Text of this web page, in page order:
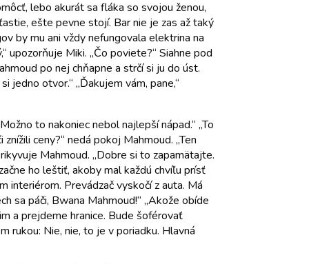
lebo akurát sa fláka so svojou ženou,
ešte pevne stojí. Bar nie je zas až taký
by mu ani vždy nefungovala elektrina na
upozorňuje Miki. „Čo poviete?“ Siahne pod
po nej chňapne a strčí si ju do úst.
jedno otvor.“ „Ďakujem vám, pane,“
to nakoniec nebol najlepší nápad.“ „To
ceny?“ nedá pokoj Mahmoud. „Ten
Mahmoud. „Dobre si to zapamätajte.
ho leštiť, akoby mal každú chvíľu prísť
interiérom. Prevádzač vyskočí z auta. Má
sa páči, Bwana Mahmoud!“ „Akože obíde
a prejdeme hranice. Bude šoférovať
rukou: Nie, nie, to je v poriadku. Hlavná